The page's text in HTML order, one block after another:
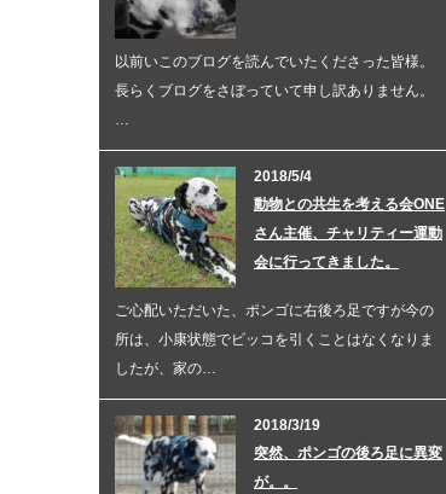
以前いこのブログを読んでいたくださった皆様。
長らくブログをさぼっていて申し訳ありません。
…
2018/5/4
動物との共生を考える会ONE
さん主催、チャリティー運動
会に行ってきました。
ご心配いただいた、ポンゴに右後ろ足ですが今の
所は、小康状態でビッコを引くことはなくなりま
したが、家の…
2018/3/19
突然、ポンゴの後ろ足に異変
が。。